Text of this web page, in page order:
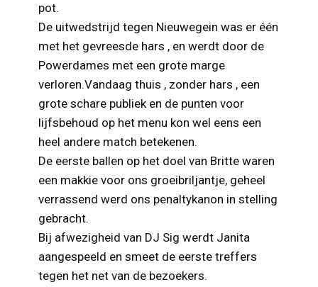
pot.
De uitwedstrijd tegen Nieuwegein was er één
met het gevreesde hars , en werdt door de
Powerdames met een grote marge
verloren.Vandaag thuis , zonder hars , een
grote schare publiek en de punten voor
lijfsbehoud op het menu kon wel eens een
heel andere match betekenen.
De eerste ballen op het doel van Britte waren
een makkie voor ons groeibriljantje, geheel
verrassend werd ons penaltykanon in stelling
gebracht.
Bij afwezigheid van DJ Sig werdt Janita
aangespeeld en smeet de eerste treffers
tegen het net van de bezoekers.